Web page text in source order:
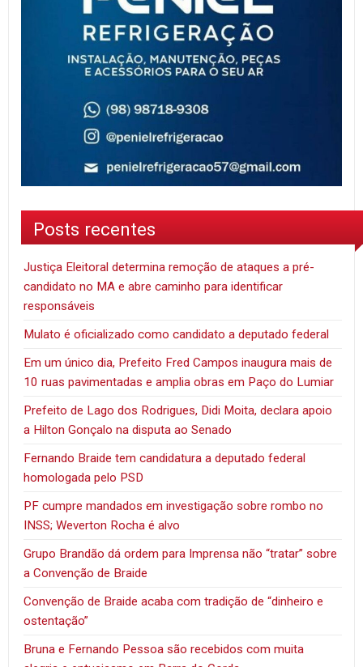
Posts recentes
Justiça Eleitoral determina remoção de ataques a pré-
candidato no MA e abre caminho para identificar
responsáveis
Mulato é oficializado como candidato a deputado federal
Em um único dia, Prefeito Fred Campos inaugura mais de
10 ruas pavimentadas e amplia obras em Paço do Lumiar
Prefeito de Lago dos Rodrigues, Didi Moita, declara apoio
a Hilton Gonçalo na disputa ao Senado
Fernando Braide tem candidatura a deputado federal
homologada pelo PSD
PF cumpre mandados em investigação sobre rombo no
INSS; Weverton Rocha é alvo
Grupo Brandão dá ordem para Imprensa não “tratar” sobre
a Convenção de Braide
Convenção de Braide acaba com tradição de “dinheiro e
ostentação”
Bruna e Fernando Pessoa são recebidos com muita